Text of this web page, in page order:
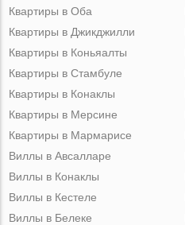
Квартиры в Оба
Квартиры в Джикджилли
Квартиры в Коньяалты
Квартиры в Стамбуле
Квартиры в Конаклы
Квартиры в Мерсине
Квартиры в Мармарисе
Виллы в Авсалларе
Виллы в Конаклы
Виллы в Кестеле
Виллы в Белеке